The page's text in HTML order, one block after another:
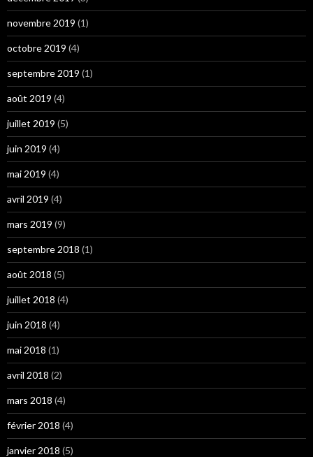
novembre 2019 (1)
octobre 2019 (4)
septembre 2019 (1)
août 2019 (4)
juillet 2019 (5)
juin 2019 (4)
mai 2019 (4)
avril 2019 (4)
mars 2019 (9)
septembre 2018 (1)
août 2018 (5)
juillet 2018 (4)
juin 2018 (4)
mai 2018 (1)
avril 2018 (2)
mars 2018 (4)
février 2018 (4)
janvier 2018 (5)